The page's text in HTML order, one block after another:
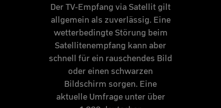
Der TV-Empfang via Satellit gilt
allgemein als zuverlässig. Eine
wetterbedingte Störung beim
Satellitenempfang kann aber
schnell für ein rauschendes Bild
oder einen schwarzen
Bildschirm sorgen. Eine
aktuelle Umfrage unter über